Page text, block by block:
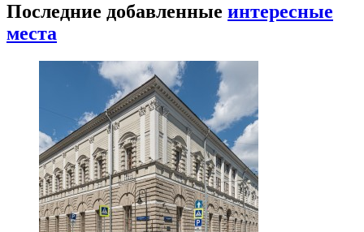
Последние добавленные интересные
места